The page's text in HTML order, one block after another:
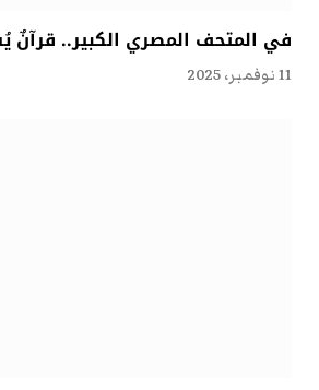
في المتحف المصري الكبير.. قرآنٌ
11 نوفمبر، 2025